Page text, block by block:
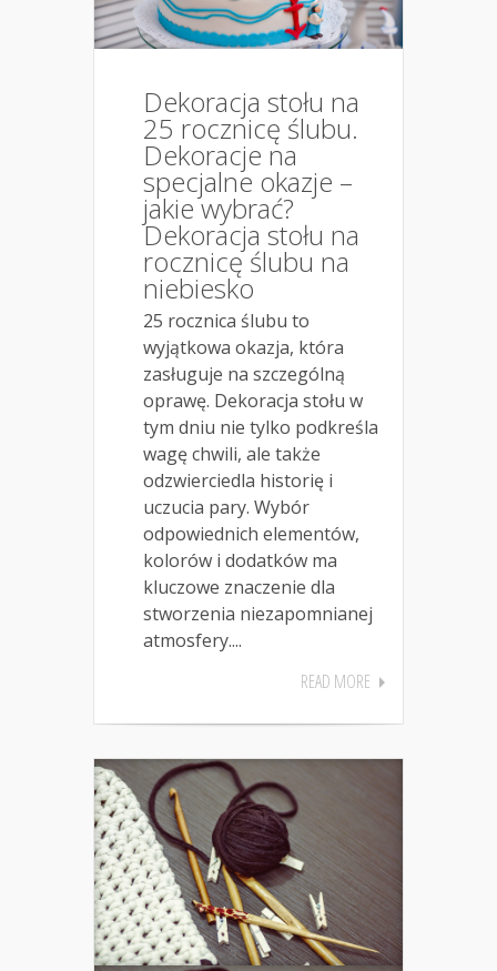
Dekoracja stołu na
25 rocznicę ślubu.
Dekoracje na
specjalne okazje –
jakie wybrać?
Dekoracja stołu na
rocznicę ślubu na
niebiesko
25 rocznica ślubu to
wyjątkowa okazja, która
zasługuje na szczególną
oprawę. Dekoracja stołu w
tym dniu nie tylko podkreśla
wagę chwili, ale także
odzwierciedla historię i
uczucia pary. Wybór
odpowiednich elementów,
kolorów i dodatków ma
kluczowe znaczenie dla
stworzenia niezapomnianej
atmosfery....
READ MORE